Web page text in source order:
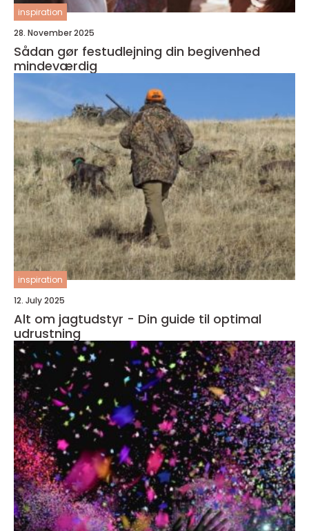
inspiration
28. November 2025
Sådan gør festudlejning din begivenhed
mindeværdig
inspiration
12. July 2025
Alt om jagtudstyr - Din guide til optimal
udrustning